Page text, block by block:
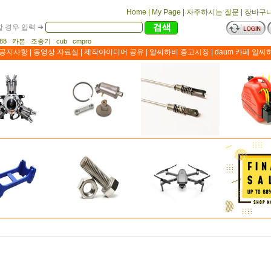
Home My Page 자주하시는 질문
장바구
경우 입력 ➔
카본 조종기 cub cmpro
공지사항 동영상 자료실 제작아이디어 공유 알씨하비 중고시장 daum 카페 알씨